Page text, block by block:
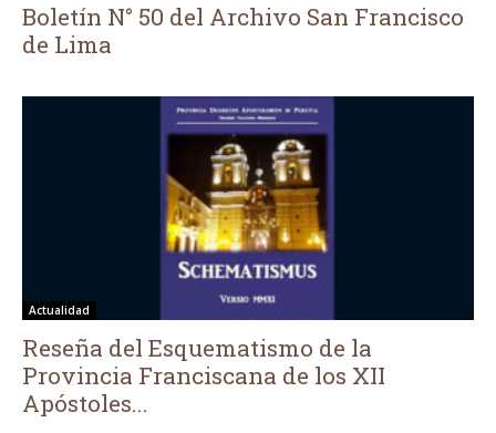
Boletín N° 50 del Archivo San Francisco
de Lima
Actualidad
Reseña del Esquematismo de la
Provincia Franciscana de los XII
Apóstoles...